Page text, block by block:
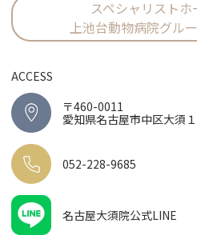
スペシャリストホ
上池台動物病院グル
ACCESS
〒460-0011
愛知県名古屋市中区大須
052-228-9685
名古屋大須院公式LINE